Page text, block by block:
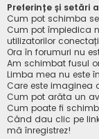
Preferințe și setări
Cum pot schimba
Cum pot împiedica
utilizatorilor
Ora în forumuri nu
Am schimbat fusul
Limba mea nu este
Care este imaginea
Cum pot arăta un
Cum poate fi
Când dau clic pe
mă înregistrez!